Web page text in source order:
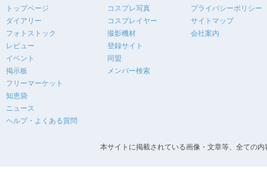
トップページ
ダイアリー
フォトストック
レビュー
イベント
掲示板
フリーマーケット
知恵袋
ニュース
ヘルプ・よくある質問
コスプレ写真
コスプレイヤー
撮影機材
登録サイト
同盟
メンバー検索
プライバシーポリシー
サイトマップ
会社案内
本サイトに掲載されている画像・文章等、全ての